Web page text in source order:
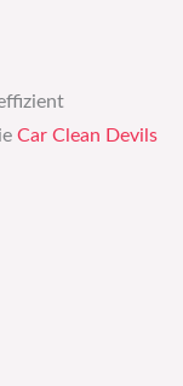
Car Clean Devils